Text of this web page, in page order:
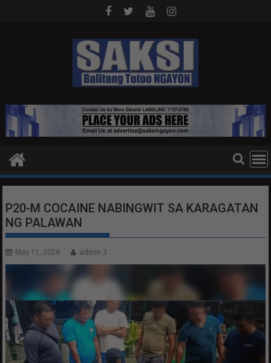
P20-M COCAINE NABINGWIT SA KARAGATAN
NG PALAWAN
May 11, 2026 admin 3